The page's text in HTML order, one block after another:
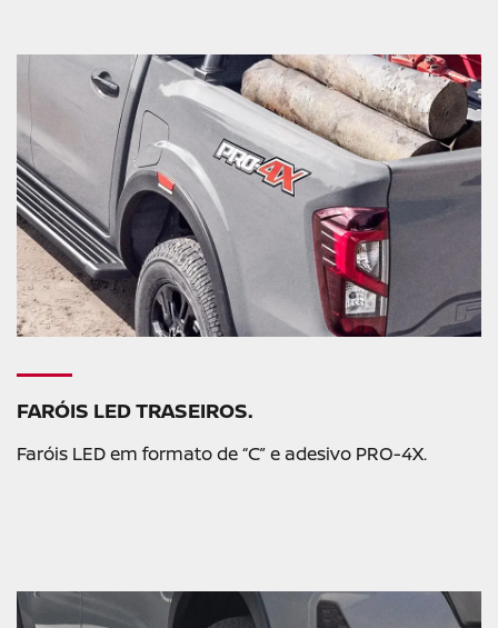
FARÓIS LED TRASEIROS.
Faróis LED em formato de “C” e adesivo PRO-4X.